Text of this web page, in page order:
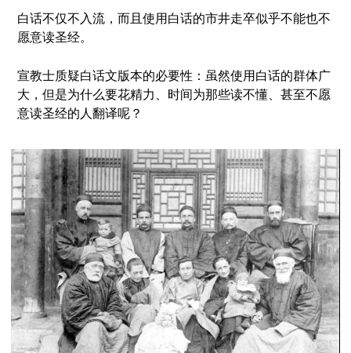
白话不仅不入流，而且使用白话的市井走卒似乎不能也不
愿意读圣经。
宣教士质疑白话文版本的必要性： 虽然使用白话的群体广
大，但是为什么要花精力、时间为那些读不懂、甚至不愿
意读圣经的人翻译呢？